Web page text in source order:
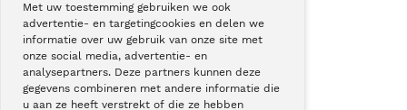
Met uw toestemming gebruiken we ook
advertentie- en targetingcookies en delen we
informatie over uw gebruik van onze site met
onze social media, advertentie- en
analysepartners. Deze partners kunnen deze
gegevens combineren met andere informatie die
u aan ze heeft verstrekt of die ze hebben
Instagram
Facebook
LinkedIn